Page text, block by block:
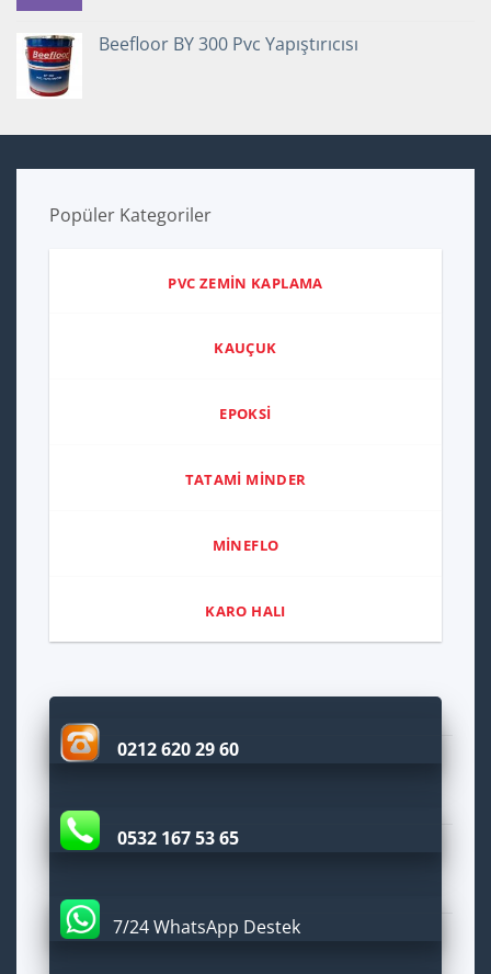
Beefloor BY 300 Pvc Yapıştırıcısı
Popüler Kategoriler
PVC ZEMİN KAPLAMA
KAUÇUK
EPOKSİ
TATAMİ MİNDER
MİNEFLO
KARO HALI
0212 620 29 60
0532 167 53 65
7/24 WhatsApp Destek